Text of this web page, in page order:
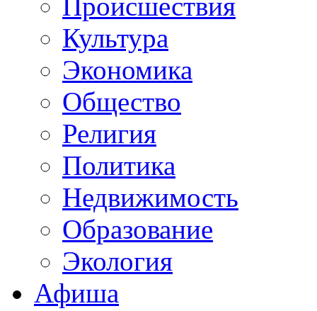
Культура
Экономика
Общество
Религия
Политика
Недвижимость
Образование
Экология
Афиша